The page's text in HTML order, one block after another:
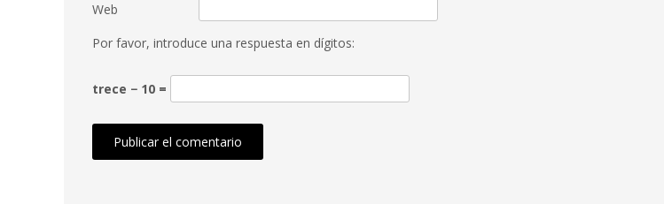
Web
Por favor, introduce una respuesta en dígitos:
trece − 10 =